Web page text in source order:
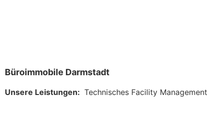
Büroimmobile Darmstadt
Unsere Leistungen: Technisches Facility Management